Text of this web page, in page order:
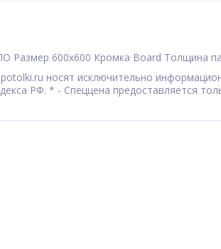
Размер 600x600 Кромка Board Толщина
носят исключительно
РФ. * - Спеццена предоставляется